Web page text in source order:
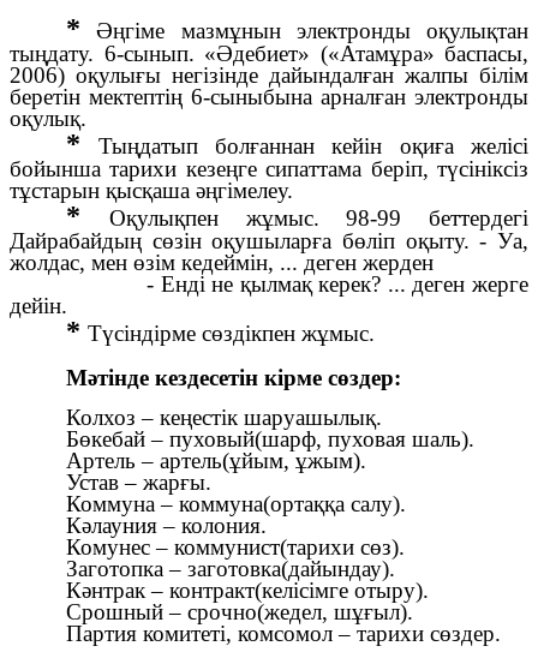
*
Әңгіме мазмұнын электронды оқулықтан
тыңдату. 6-сынып. «Әдебиет» («Атамұра» баспасы,
2006) оқулығы негізінде дайындалған жалпы білім
беретін мектептің 6-сыныбына арналған электронды
оқулық.
*
Тыңдатып болғаннан кейін оқиға желісі
бойынша тарихи кезеңге сипаттама беріп, түсініксіз
тұстарын қысқаша әңгімелеу.
*
Оқулықпен жұмыс. 98-99 беттердегі
Дайрабайдың сөзін оқушыларға бөліп оқыту. - Уа,
жолдас, мен өзім кедеймін, ... деген жерден
- Енді не қылмақ керек? ... деген жерге
дейін.
*Түсіндірме сөздікпен жұмыс.
Мәтінде кездесетін кірме сөздер:
Колхоз – кеңестік шаруашылық.
Бөкебай – пуховый(шарф, пуховая шаль).
Артель – артель(ұйым, ұжым).
Устав – жарғы.
Коммуна – коммуна(ортаққа салу).
Кәлауния – колония.
Комунес – коммунист(тарихи сөз).
Заготопка – заготовка(дайындау).
Кәнтрак – контракт(келісімге отыру).
Срошный – срочно(жедел, шұғыл).
Партия комитеті, комсомол – тарихи сөздер.